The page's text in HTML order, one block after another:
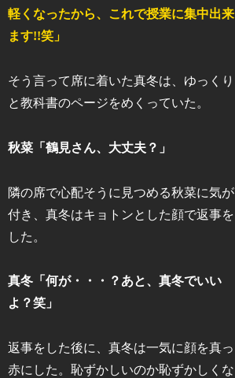
軽くなったから、これで授業に集中出来
ます!!笑」
そう言って席に着いた真冬は、ゆっくり
と教科書のページをめくっていた。
秋菜「鶴見さん、大丈夫？」
隣の席で心配そうに見つめる秋菜に気が
付き、真冬はキョトンとした顔で返事を
した。
真冬「何が・・・？あと、真冬でいい
よ？笑」
返事をした後に、真冬は一気に顔を真っ
赤にした。恥ずかしいのか恥ずかしくな